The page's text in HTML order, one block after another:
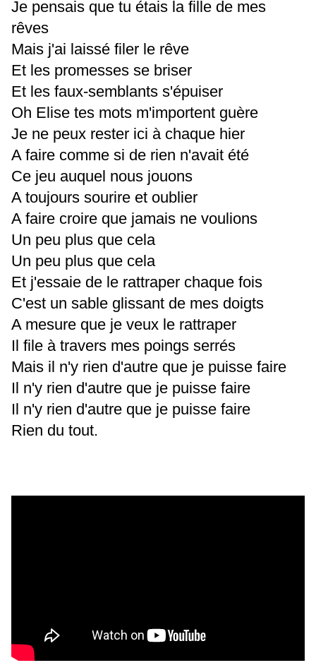
Je pensais que tu étais la fille de mes
rêves
Mais j'ai laissé filer le rêve
Et les promesses se briser
Et les faux-semblants s'épuiser
Oh Elise tes mots m'importent guère
Je ne peux rester ici à chaque hier
A faire comme si de rien n'avait été
Ce jeu auquel nous jouons
A toujours sourire et oublier
A faire croire que jamais ne voulions
Un peu plus que cela
Un peu plus que cela
Et j'essaie de le rattraper chaque fois
C'est un sable glissant de mes doigts
A mesure que je veux le rattraper
Il file à travers mes poings serrés
Mais il n'y rien d'autre que je puisse faire
Il n'y rien d'autre que je puisse faire
Il n'y rien d'autre que je puisse faire
Rien du tout.